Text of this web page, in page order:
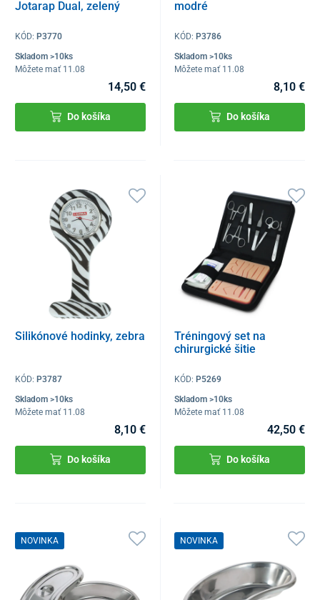
Jotarap Dual, zelený
KÓD: P3770
Skladom >10ks
Môžete mať 11.08
14,50 €
Do košíka
modré
KÓD: P3786
Skladom >10ks
Môžete mať 11.08
8,10 €
Do košíka
Silikónové hodinky, zebra
KÓD: P3787
Skladom >10ks
Môžete mať 11.08
8,10 €
Do košíka
Tréningový set na
chirurgické šitie
KÓD:P5269
Skladom >10ks
Môžete mať 11.08
42,50 €
Do košíka
NOVINKA NOVINKA